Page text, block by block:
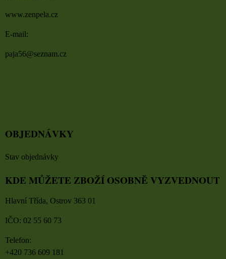
www.zenpela.cz
E-mail:
paja56@seznam.cz
OBJEDNÁVKY
Stav objednávky
KDE MŮŽETE ZBOŽÍ OSOBNĚ VYZVEDNOUT
Hlavní Třída, Ostrov 363 01
IČO: 02 55 60 73
Telefon:
+420 736 609 181